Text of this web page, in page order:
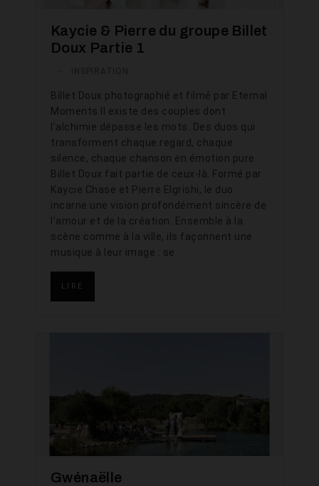
Kaycie & Pierre du groupe Billet
Doux Partie 1
Billet Doux photographié et filmé par Eternal
Moments Il existe des couples dont
l’alchimie dépasse les mots. Des duos qui
transforment chaque regard, chaque
silence, chaque chanson en émotion pure.
Billet Doux fait partie de ceux-là. Formé par
Kaycie Chase et Pierre Elgrishi, le duo
incarne une vision profondément sincère de
l’amour et de la création. Ensemble à la
scène comme à la ville, ils façonnent une
musique à leur image : se
LIRE
Gwénaëlle